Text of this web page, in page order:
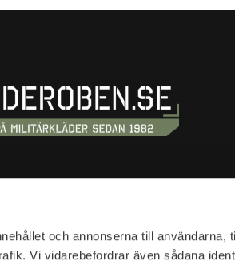
och annonserna till användarna,
Vi vidarebefordrar även sådana
Terms and conditions
Customer service